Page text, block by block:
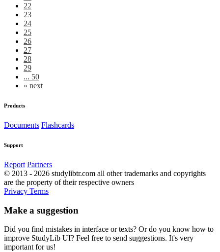
22
23
24
25
26
27
28
29
... 50
» next
Products
Documents Flashcards
Support
Report Partners
© 2013 - 2026 studylibtr.com all other trademarks and copyrights
are the property of their respective owners
Privacy Terms
Make a suggestion
Did you find mistakes in interface or texts? Or do you know how to
improve StudyLib UI? Feel free to send suggestions. It's very
important for us!